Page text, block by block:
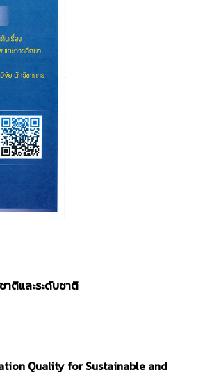
าติและระดับชาติ
Quality for Sustainable and